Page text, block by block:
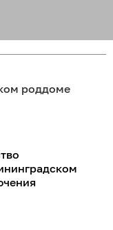
роддоме